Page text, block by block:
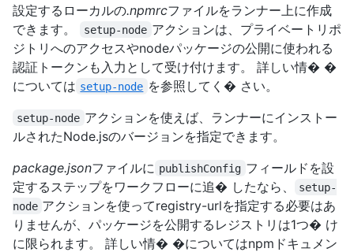
設定するローカルの.npmrcファイルをランナー上に作成
できます。
setup-node アクションは、プライベートリポ
ジトリへのアクセスやnodeパッケージの公開に使われる
認証トークンも入力として受け付けます。 詳しい情� �
については setup-node を参照してく� さい。
setup-node アクションを使えば、ランナーにインストー
ルされたNode.jsのバージョンを指定できます。
package.jsonファイルに publishConfig フィールドを設
定するステップをワークフローに追� したなら、
setup-
node アクションを使ってregistry-urlを指定する必要はあ
りませんが、パッケージを公開するレジストリは1つ� け
に限られます。 詳しい情� �についてはnpmドキュメン